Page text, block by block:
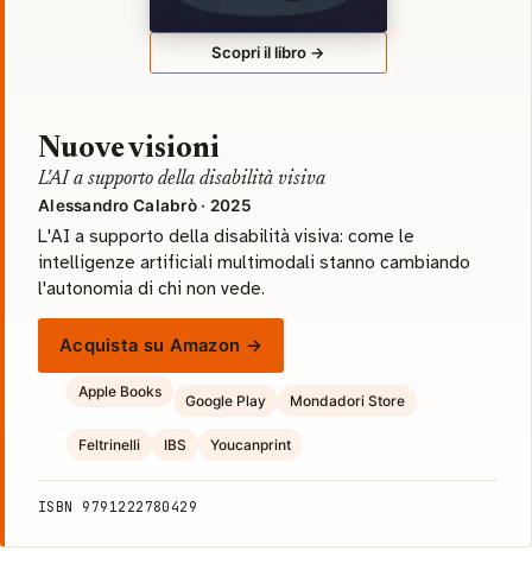
Scopri il libro →
Nuove visioni
L'AI a supporto della disabilità visiva
Alessandro Calabrò · 2025
L'AI a supporto della disabilità visiva: come le
intelligenze artificiali multimodali stanno cambiando
l'autonomia di chi non vede.
Acquista su Amazon →
Apple Books
Google Play Mondadori Store
Feltrinelli IBS Youcanprint
ISBN 9791222780429